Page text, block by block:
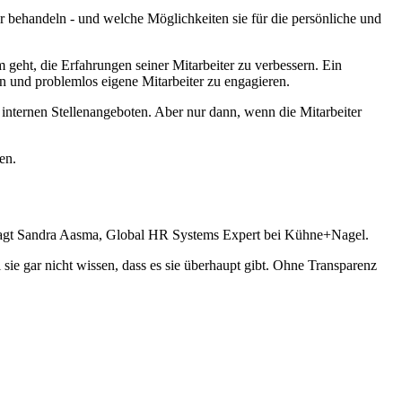
behandeln - und welche Möglichkeiten sie für die persönliche und
die Erfahrungen seiner Mitarbeiter zu verbessern. Ein
problemlos eigene Mitarbeiter zu engagieren.
Stellenangeboten. Aber nur dann, wenn die Mitarbeiter
Sandra Aasma, Global HR Systems Expert bei Kühne+Nagel.
gar nicht wissen, dass es sie überhaupt gibt. Ohne Transparenz